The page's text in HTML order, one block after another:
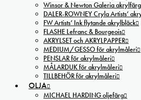
Winsor & Newton Galeria
DALER-ROWNEY Cryla Artists’
FW Artists’ Ink flytande akrylbläck
FLASHE Lefranc & Bourgeois
AKRYLSET och AKRYLPAPPER
MEDIUM/GESSO för akrylmåleri
PENSLAR för akrylmåleri
MÅLARDUK för akrylmåleri
TILLBEHÖR för akrylmåleri
OLJA
MICHAEL HARDING oljefärg